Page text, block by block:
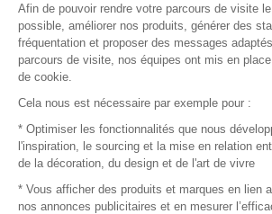
Plan du site
© 2016 –Organisation
Recrutement
Afin de pouvoir rendre votre parcours de visite
possible, améliorer nos produits, générer des
fréquentation et proposer des messages
parcours de visite, nos équipes ont mis en
de cookie.
Cela nous est nécessaire par exemple pour :
* Optimiser les fonctionnalités que nous
l'inspiration, le sourcing et la mise en relation
de la décoration, du design et de l'art de vivre
* Vous afficher des produits et marques en lien
nos annonces publicitaires et en mesurer